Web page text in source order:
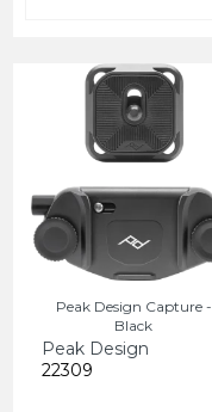
Peak Design Capture -
Black
Peak Design
22309